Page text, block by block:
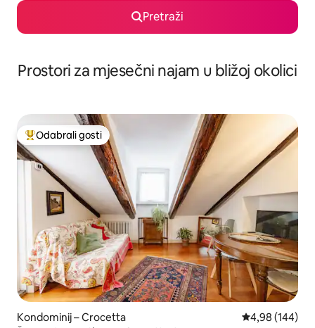
Pretraži
Prostori za mjesečni najam u bližoj okolici
Među najviše rangiranima s oznakom „Odabrali gosti”
Odabrali gosti
Kondominij – Crocetta Prosječna
4,98 (144)